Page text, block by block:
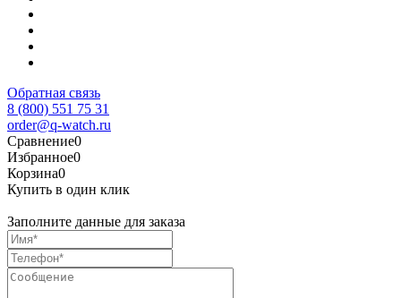
Обратная связь
8 (800) 551 75 31
order@q-watch.ru
Сравнение0
Избранное0
Корзина0
Купить в один клик
Заполните данные для заказа